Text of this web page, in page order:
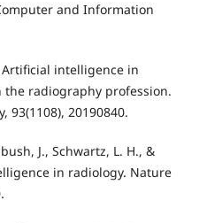
and Information
Artificial intelligence in
radiography profession.
20190840.
J., Schwartz, L. H., &
in radiology. Nature